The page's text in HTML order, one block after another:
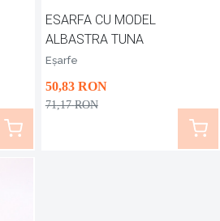
ESARFA CU MODEL
ALBASTRA TUNA
Eșarfe
50,83 RON
71,17 RON